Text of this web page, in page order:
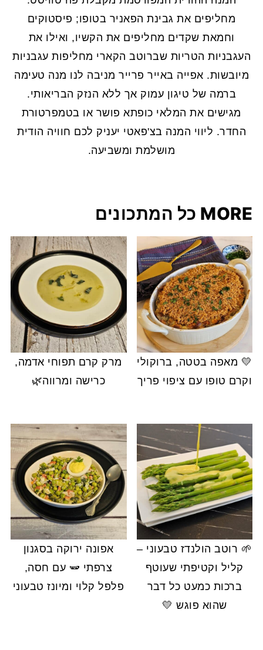
מחליפים את גבינת הפאניר בטופו; פיסטוקים
וחמאת שקדים מחליפים את הקשיו, ואילו את
העגבניות הטריות שברוטב הקארי מחליפות עגבניות
מיובשות. אפייה באייר פרייר מניבה לנו מנה טעימה
ברמה של טיגון עמוק אך ללא הנזק הבריאותי.
מגישים את המלאי כופתא פושר או בטמפרטורת
החדר. ליווי המנה בצ'פאטי יעניק לכם חוויה הודית
מושלמת ומשביעה.
MORE כל המתכונים
💛 מאפה בטטה, ברוקולי
וקרם טופו עם ציפוי פריך
מרק קרם תפוחי אדמה,
כרישה ומרווה🌿
🌱 רוטב הולנדז טבעוני –
קליל וקטיפתי שעוטף
ברכות כמעט כל דבר
שהוא פוגש 💛
אפונה ירוקה בסגנון
צרפתי 🫛 עם חסה,
פלפל קלוי ומיונז טבעוני